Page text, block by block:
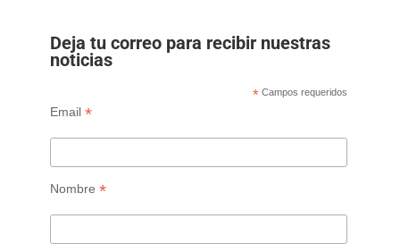
Deja tu correo para recibir nuestras
noticias
* Campos requeridos
Email *
Nombre *